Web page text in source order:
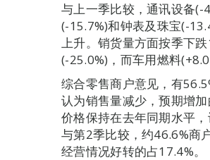
与上一季比较，通讯设备(-
(-15.7%)和钟表及珠宝(-
上升。销货量方面按季下
(-25.0%)，而车用燃料
综合零售商户意见，有
认为销售量减少，预期增
价格保持在去年同期水平
与第2季比较，约46.6%商
经营情况好转的占17.4%。